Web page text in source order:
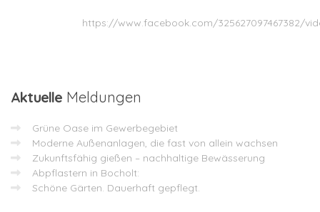
https://www.facebook.com/325627097467382/
Aktuelle Meldungen
Grüne Oase im Gewerbegebiet
Moderne Außenanlagen, die fast von allein wachsen
Zukunftsfähig gießen – nachhaltige Bewässerung
Abpflastern in Bocholt:
Schöne Gärten. Dauerhaft gepflegt.